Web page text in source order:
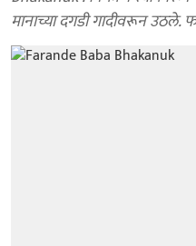
मानाच्या दगडी गादीवरून उठले.